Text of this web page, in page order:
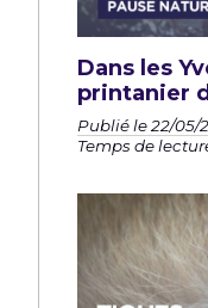
Dans les
printanier
Publié le 22/05/
Temps de